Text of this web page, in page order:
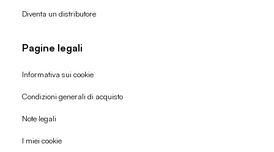
Diventa un distributore
Pagine legali
Informativa sui cookie
Condizioni generali di acquisto
Note legali
I miei cookie
Politica di rimborso